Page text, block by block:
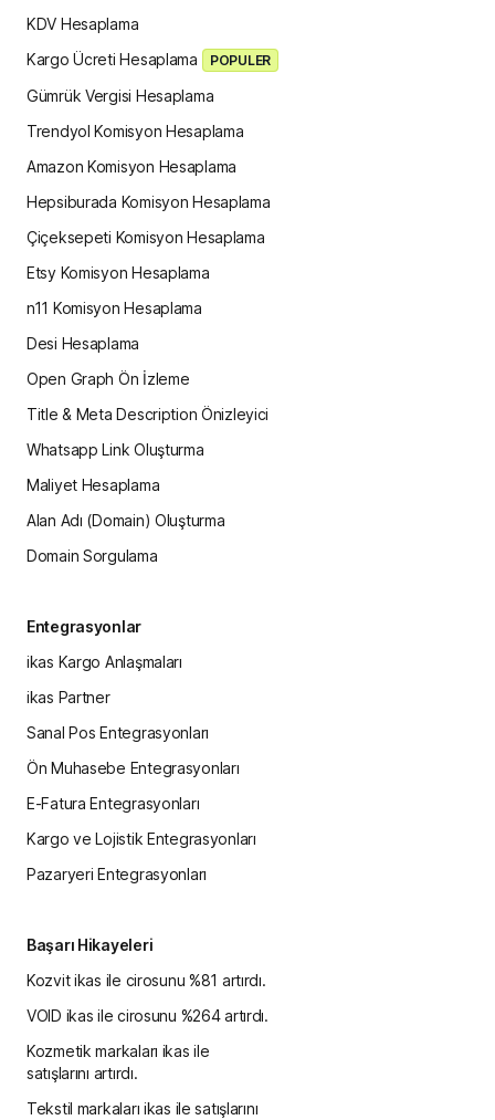
Entegrasyonlar
ikas Kargo Anlaşmaları
ikas Partner
Sanal Pos Entegrasyonları
Ön Muhasebe Entegrasyonları
E-Fatura Entegrasyonları
Kargo ve Lojistik Entegrasyonları
Pazaryeri Entegrasyonları
KDV Hesaplama
Kargo Ücreti Hesaplama
POPULER
Gümrük Vergisi Hesaplama
Trendyol Komisyon Hesaplama
Amazon Komisyon Hesaplama
Hepsiburada Komisyon Hesaplama
Çiçeksepeti Komisyon Hesaplama
Etsy Komisyon Hesaplama
n11 Komisyon Hesaplama
Desi Hesaplama
Open Graph Ön İzleme
Title & Meta Description Önizleyici
Whatsapp Link Oluşturma
Maliyet Hesaplama
Alan Adı (Domain) Oluşturma
Domain Sorgulama
Başarı Hikayeleri
Kozvit ikas ile cirosunu %81 artırdı.
VOID ikas ile cirosunu %264 artırdı.
Kozmetik markaları ikas ile
satışlarını artırdı.
Tekstil markaları ikas ile satışlarını